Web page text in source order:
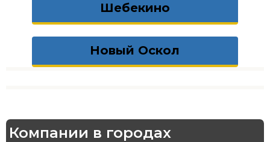
Шебекино
Новый Оскол
Компании в городах